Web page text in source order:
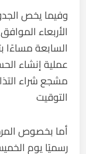
وفيما يخص
السابعة مساءًا
عملية إنشاء
مشجع شراء
التوقيت
أما بخصوص